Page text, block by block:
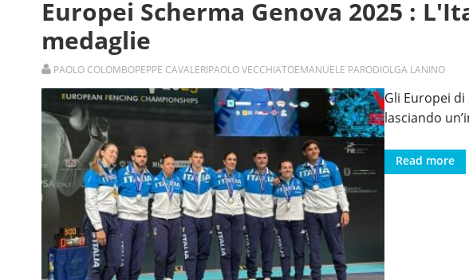
Europei Scherma Genova 2025 :
medaglie
PAOLO COLOMBOPEPPE CAVALERIPAOLO VECCHIATOEMANUELE PARODIOLGA LANINO
Gli Europei
lasciando
Read more